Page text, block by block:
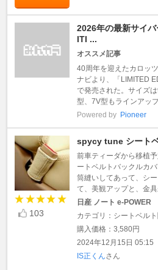
2026年の最新サイ
ITI ...
オススメ記事
40周年を迎えたカロッ
ナビより、「LIMITED
で発売された。サイズ
型、7V型もラインアップ
Powered by Pioneer
103
spycy tune シート
前車ティーダから移植
ートベルトバックルカ
筒縫いしてあって、シ
て、美観アップと、金
日産 ノート e-POWER
カテゴリ：シートベル
購入価格：3,580円
2024年12月15日 05:15
IS正くんさん